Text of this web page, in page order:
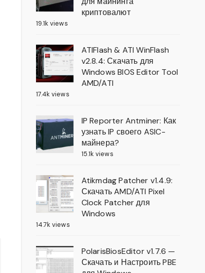
криптовалют
19.1k views
ATIFlash & ATI WinFlash
v2.8.4: Скачать для
Windows BIOS Editor Tool
AMD/ATI
17.4k views
IP Reporter Antminer: Как
узнать IP своего ASIC-
майнера?
15.1k views
Atikmdag Patcher v1.4.9:
Скачать AMD/ATI Pixel
Clock Patcher для
Windows
14.7k views
PolarisBiosEditor v1.7.6 —
Скачать и Настроить PBE